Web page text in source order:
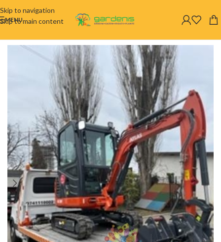
Skip to navigation
Skip to main content
MENU